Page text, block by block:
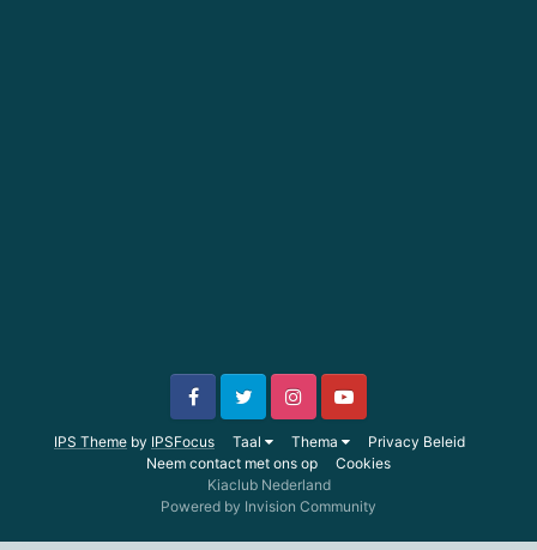
IPS Theme by IPSFocus Taal Thema
Privacy Beleid
Neem contact met ons op
Cookies
Kiaclub Nederland
Powered by Invision Community